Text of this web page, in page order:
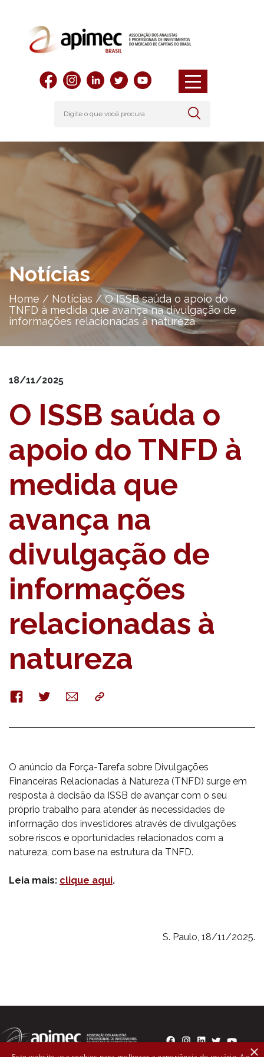
Notícias
Home / Notícias /O ISSB saúda o apoio do
TNFD à medida que avança na divulgação de
informações relacionadas à natureza
18/11/2025
O ISSB saúda o
apoio do TNFD à
medida que
avança na
divulgação de
informações
relacionadas à
natureza
FacebookTwitterE-
mail
Copy
O anúncio da Força-Tarefa sobre Divulgações
Financeiras Relacionadas à Natureza (TNFD) surge em
resposta à decisão da ISSB de avançar com o seu
próprio trabalho para atender às necessidades de
informação dos investidores através de divulgações
sobre riscos e oportunidades relacionados com a
natureza, com base na estrutura da TNFD.
Leia mais: clique aqui.
S. Paulo, 18/11/2025.
×